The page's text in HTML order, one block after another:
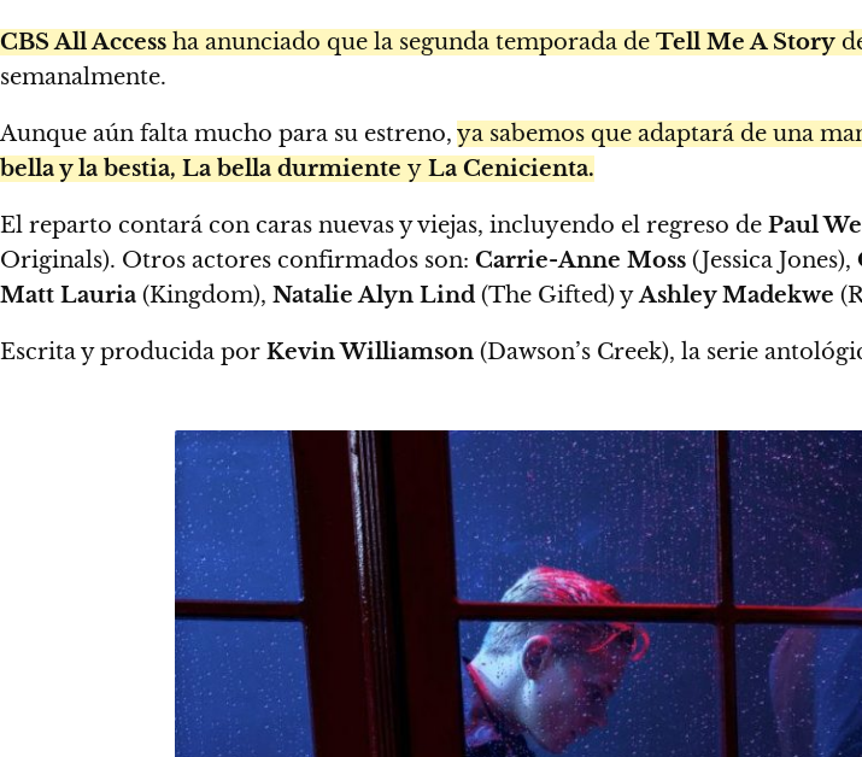
CBS All Access ha anunciado que la segunda temporada de Tell Me A Story
semanalmente.
Aunque aún falta mucho para su estreno, ya sabemos que adaptará de una
bella y la bestia, La bella durmiente y La Cenicienta.
El reparto contará con caras nuevas y viejas, incluyendo el regreso de Paul
Originals). Otros actores confirmados son: Carrie-Anne Moss (Jessica Jones),
Matt Lauria (Kingdom), Natalie Alyn Lind (The Gifted) yAshley Madekwe
Escrita y producida por Kevin Williamson (Dawson’s Creek), la serie